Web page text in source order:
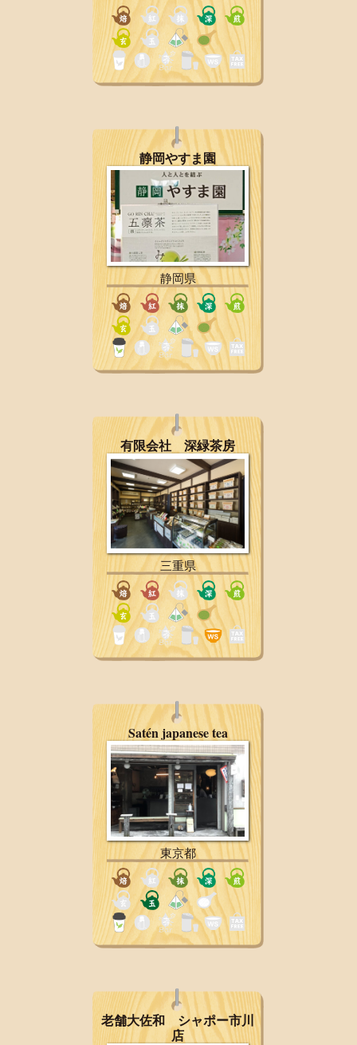
静岡やすま園
静岡県
有限会社 深緑茶房
三重県
Satén japanese tea
東京都
老舗大佐和 シャポー市川
店